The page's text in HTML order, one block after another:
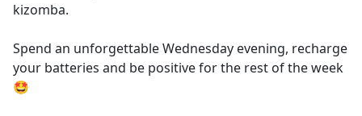
kizomba.
Spend an unforgettable Wednesday evening, recharge
your batteries and be positive for the rest of the week
🤩